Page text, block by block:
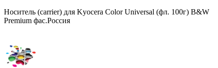
Носитель (carrier) для Kyocera Color Universal (фл. 100г) B&W
Premium фас.Россия